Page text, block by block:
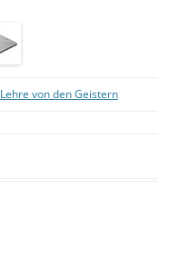
Lehre von den Geistern